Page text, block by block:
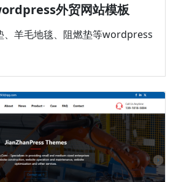
外贸网站模板
、羊毛地毯、阻燃垫等wordpress